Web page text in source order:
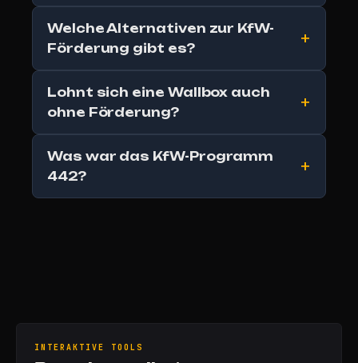
Welche Alternativen zur KfW-
Förderung gibt es?
Lohnt sich eine Wallbox auch
ohne Förderung?
Was war das KfW-Programm
442?
INTERAKTIVE TOOLS